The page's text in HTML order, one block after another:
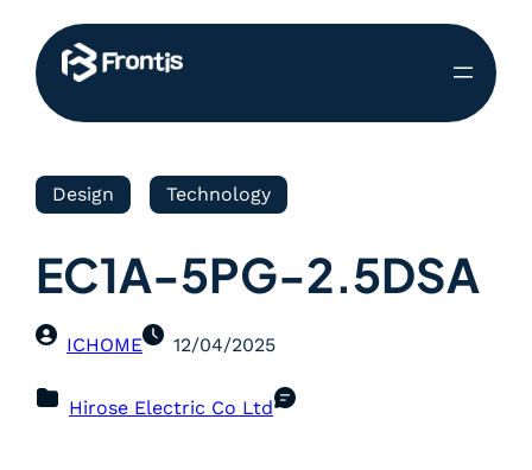
Design Technology
EC1A-5PG-2.5DSA
ICHOME 12/04/2025
Hirose Electric Co Ltd